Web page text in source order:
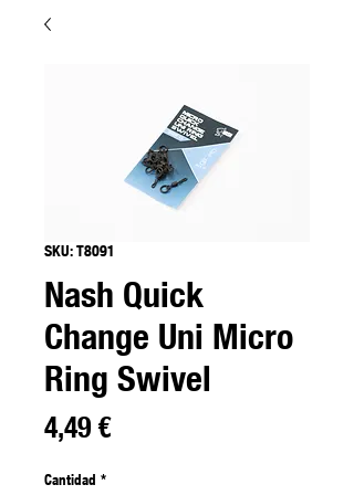
SKU: T8091
Nash Quick
Change Uni Micro
Ring Swivel
4,49 €Precio
Cantidad *